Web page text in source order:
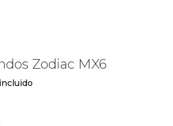
Zodiac MX6